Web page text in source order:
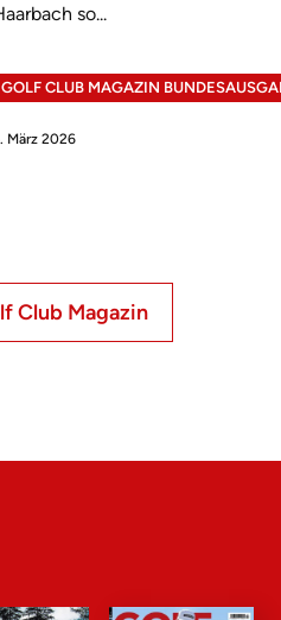
so...
GOLF CLUB MAGAZIN
März 2026
Club Magazin